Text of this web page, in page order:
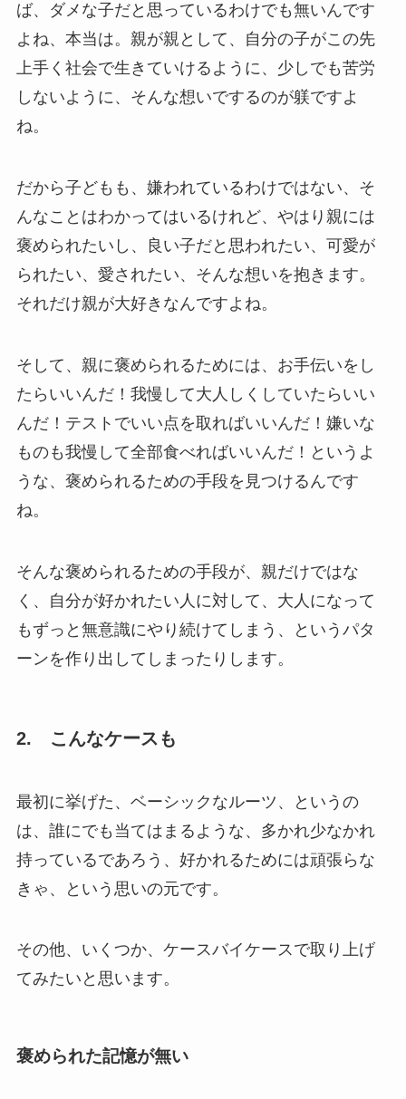
ば、ダメな子だと思っているわけでも無いんです
よね、本当は。親が親として、自分の子がこの先
上手く社会で生きていけるように、少しでも苦労
しないように、そんな想いでするのが躾ですよ
ね。
だから子どもも、嫌われているわけではない、そ
んなことはわかってはいるけれど、やはり親には
褒められたいし、良い子だと思われたい、可愛が
られたい、愛されたい、そんな想いを抱きます。
それだけ親が大好きなんですよね。
そして、親に褒められるためには、お手伝いをし
たらいいんだ！我慢して大人しくしていたらいい
んだ！テストでいい点を取ればいいんだ！嫌いな
ものも我慢して全部食べればいいんだ！というよ
うな、褒められるための手段を見つけるんです
ね。
そんな褒められるための手段が、親だけではな
く、自分が好かれたい人に対して、大人になって
もずっと無意識にやり続けてしまう、というパタ
ーンを作り出してしまったりします。
2. こんなケースも
最初に挙げた、ベーシックなルーツ、というの
は、誰にでも当てはまるような、多かれ少なかれ
持っているであろう、好かれるためには頑張らな
きゃ、という思いの元です。
その他、いくつか、ケースバイケースで取り上げ
てみたいと思います。
褒められた記憶が無い